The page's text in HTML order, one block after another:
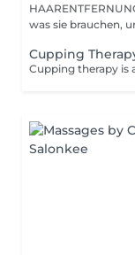
HAARENTFERNUNG Gasperich ist für alle, die genau
was sie brauchen,
Cupping